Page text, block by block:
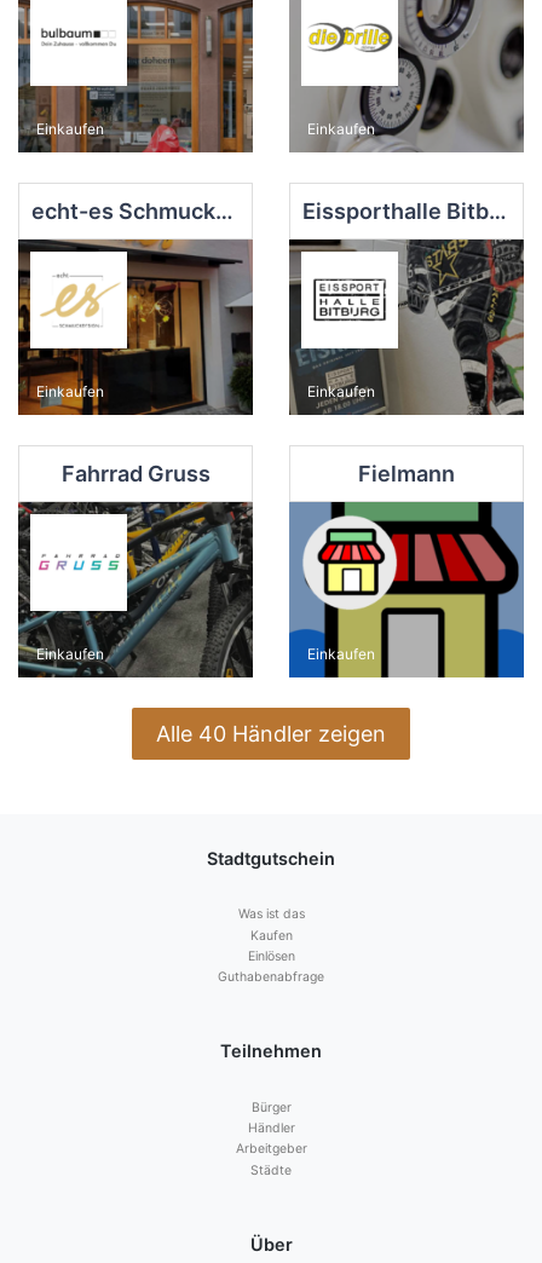
Einkaufen Einkaufen
echt-es Schmuckdesign
Einkaufen
Eissporthalle Bitburg
Einkaufen
Fahrrad Gruss
Einkaufen
Fielmann
Einkaufen
Alle 40 Händler zeigen
Stadtgutschein
Was ist das
Kaufen
Einlösen
Guthabenabfrage
Teilnehmen
Bürger
Händler
Arbeitgeber
Städte
Über